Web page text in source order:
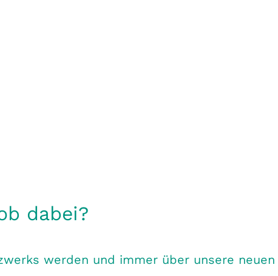
dabei?
werden und immer über unsere